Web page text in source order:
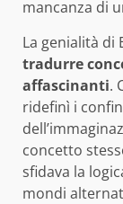
mancanza di
La genialità di
tradurre
affascinanti.
ridefinì i
concetto
sfidava la
mondi